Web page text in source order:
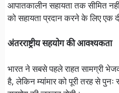
आपातकालीन सहायता तक सीमित
को सहायता प्रदान करने के लिए एक
अंतरराष्ट्रीय सहयोग की आवश्यकता
भारत ने सबसे पहले राहत सामग्री
है, लेकिन म्यांमार को पूरी तरह से